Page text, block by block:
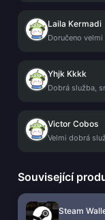
Laila Kermadi
Doručeno
Yhjk Kkkk
Dobrá služba,
Victor Cobos
Velmi dobrá
Související